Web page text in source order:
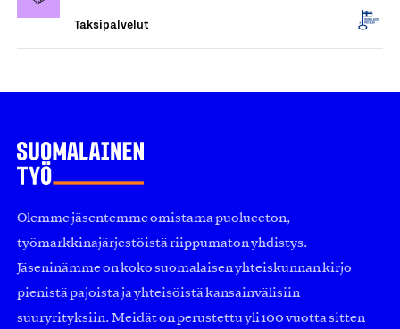
Taksipalvelut
Olemme jäsentemme omistama puolueeton,
työmarkkinajärjestöistä riippumaton yhdistys.
Jäseninämme on koko suomalaisen yhteiskunnan kirjo
pienistä pajoista ja yhteisöistä kansainvälisiin
suuryrityksiin. Meidät on perustettu yli 100 vuotta sitten